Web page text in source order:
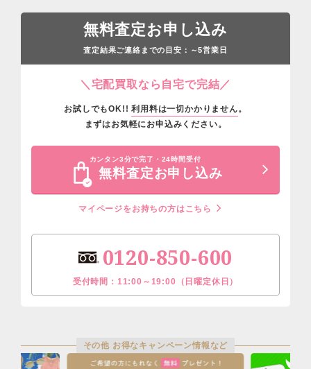
無料査定お申し込み
査定結果ご連絡までの目安： ～5営業日
＼宅配買取なら自宅で完結／
お試しでもOK!!利用料は一切かかりません。
まずはお気軽にお申込みください。
カンタン3分で完了・24時間受付
無料査定お申し込み
マイページをお持ちの方はこちら
0120-850-600
受付時間：11:00～19:00（日曜定休日）
その他 お得なキャンペーン情報など